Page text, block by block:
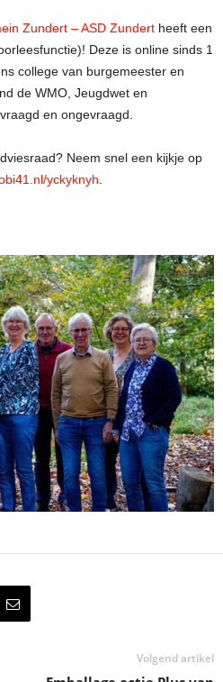
Zundert – ASD Zundert heeft een
Deze is online sinds 1
college van burgemeester en
de WMO, Jeugdwet en
en ongevraagd.
Neem snel een kijkje op
yckyknyh
Volgend artikel